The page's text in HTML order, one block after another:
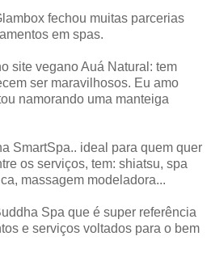
fechou muitas parcerias
em spas.
site vegano Auá Natural: tem
ser maravilhosos. Eu amo
namorando uma manteiga
SmartSpa.. ideal para quem quer
os serviços, tem: shiatsu, spa
massagem modeladora...
Spa que é super referência
e serviços voltados para o bem